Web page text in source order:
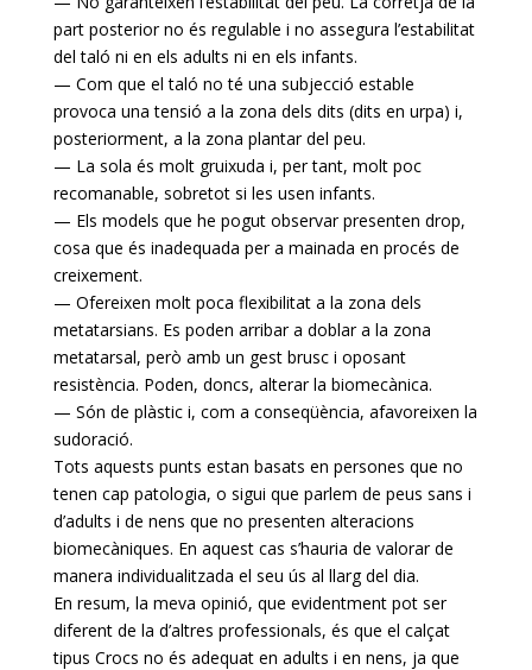
part posterior no és regulable i no assegura l’estabilitat
del taló ni en els adults ni en els infants.
— Com que el taló no té una subjecció estable
provoca una tensió a la zona dels dits (dits en urpa) i,
posteriorment, a la zona plantar del peu.
— La sola és molt gruixuda i, per tant, molt poc
recomanable, sobretot si les usen infants.
— Els models que he pogut observar presenten drop,
cosa que és inadequada per a mainada en procés de
creixement.
— Ofereixen molt poca flexibilitat a la zona dels
metatarsians. Es poden arribar a doblar a la zona
metatarsal, però amb un gest brusc i oposant
resistència. Poden, doncs, alterar la biomecànica.
— Són de plàstic i, com a conseqüència, afavoreixen la
sudoració.
Tots aquests punts estan basats en persones que no
tenen cap patologia, o sigui que parlem de peus sans i
d’adults i de nens que no presenten alteracions
biomecàniques. En aquest cas s’hauria de valorar de
manera individualitzada el seu ús al llarg del dia.
En resum, la meva opinió, que evidentment pot ser
diferent de la d’altres professionals, és que el calçat
tipus Crocs no és adequat en adults i en nens, ja que